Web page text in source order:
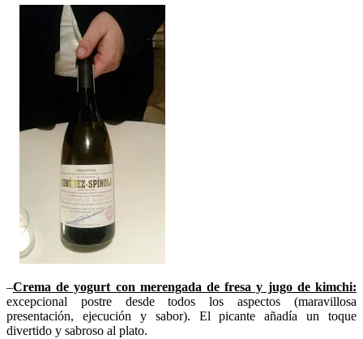
–Crema de yogurt con merengada de fresa y jugo de kimchi:
excepcional postre desde todos los aspectos (maravillosa
presentación, ejecución y sabor). El picante añadía un toque
divertido y sabroso al plato.